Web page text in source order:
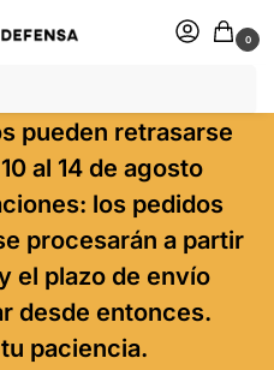
0
pueden retrasarse
al 14 de agosto
los pedidos
procesarán a partir
el plazo de envío
desde entonces.
paciencia.